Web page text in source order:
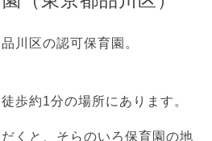
川区の認可保育園。
歩約1分の場所にあります。
くと、そらのいろ保育園の地